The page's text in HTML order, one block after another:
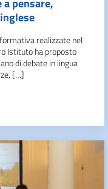
a pensare,
realizzate nel
Istituto ha proposto
di debate in lingua
[…]